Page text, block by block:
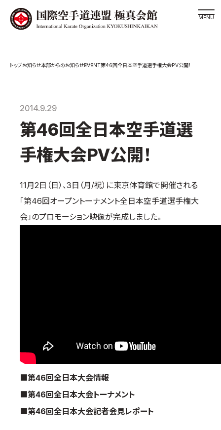
大山倍達総裁 紹介
松井章奎館長 紹介
極真の歴史
極真会館の概要
役員紹介
各委員会紹介
入門のご案内
一般の部・壮年部の方
会員制度
お知らせ本部からのお知らせEVENT第46回全日本空手道選手権大会PV公開！
2014.9.29
第46回全日本空手道選
手権大会PV公開！
11月2日（日）、3日（月/祝）に東京体育館で開催される
「第46回オープントーナメント全日本空手道選手権大
会」のプロモーション映像が完成しました。
■第46回全日本大会情報
■第46回全日本大会トーナメント
■第46回全日本大会記者会見レポート